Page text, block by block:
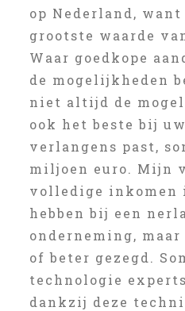
op Nederland,
grootste waarde
Waar goedkope
de mogelijkheden
niet altijd de
ook het beste bij
verlangens past,
miljoen euro. Mijn
volledige inkomen
hebben bij een
onderneming,
of beter gezegd.
technologie
dankzij deze